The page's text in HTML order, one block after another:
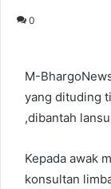
0
M-
yang dituding
,dibantah
Kepada awak
konsultan